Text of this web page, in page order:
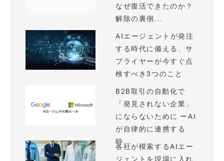
なぜ復活できたのか？
解除の裏側...
AIエージェントが発注
する時代に備える、サ
プライヤーが今すぐ点
検すべき3つのこと
B2B取引の自動化で
「発見されない企業」
にならないために ーAI
が自律的に連携する
時...
各社が模索するAIエー
ジェントを現場に入れ